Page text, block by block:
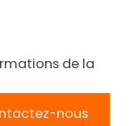
de la
nous